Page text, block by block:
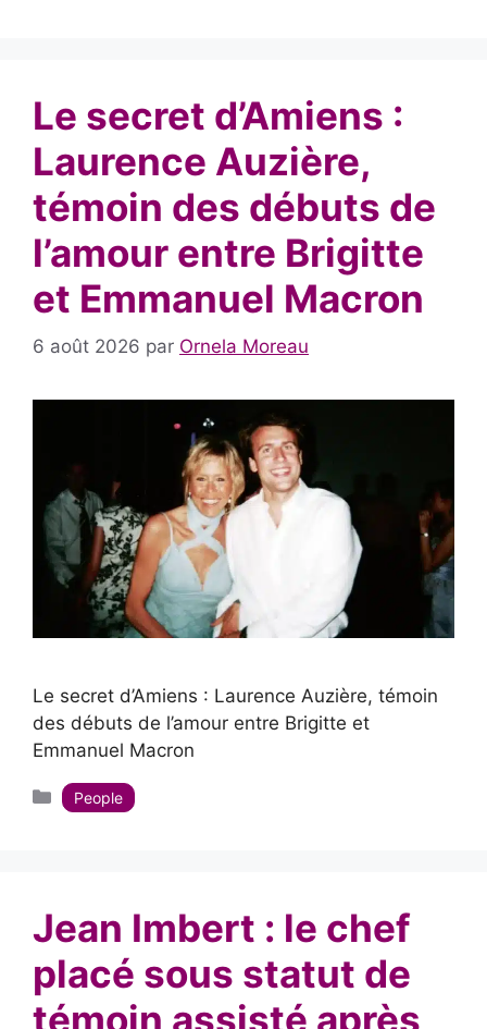
Le secret d’Amiens :
Laurence Auzière,
témoin des débuts de
l’amour entre Brigitte
et Emmanuel Macron
6 août 2026 par Ornela Moreau
Le secret d’Amiens : Laurence Auzière, témoin
des débuts de l’amour entre Brigitte et
Emmanuel Macron
Catégories
People
Jean Imbert : le chef
placé sous statut de
témoin assisté après